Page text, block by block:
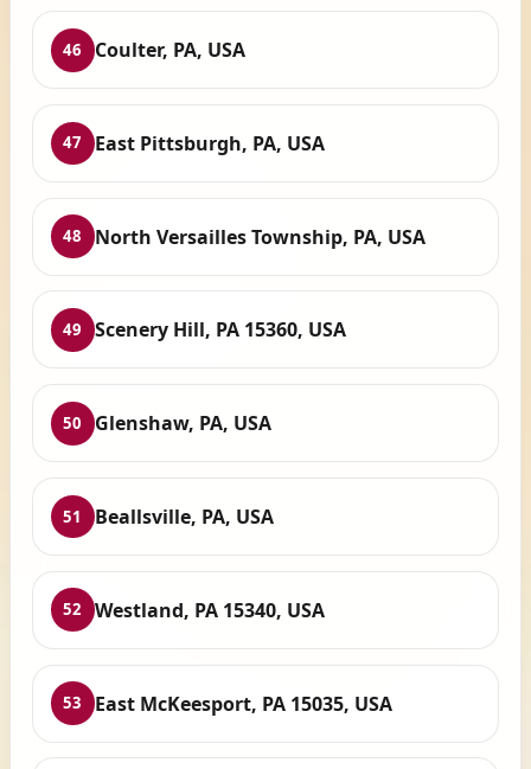
46 Coulter, PA, USA
47 East Pittsburgh, PA, USA
48 North Versailles Township, PA, USA
49 Scenery Hill, PA 15360, USA
50 Glenshaw, PA, USA
51 Beallsville, PA, USA
52 Westland, PA 15340, USA
53 East McKeesport, PA 15035, USA